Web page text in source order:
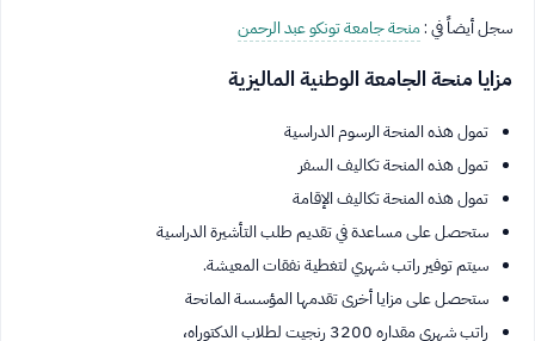
سجل أيضاً في :منحة جامعة تونكو عبد الرحمن
مزايا منحة الجامعة الوطنية الماليزية
تمول هذه المنحة الرسوم الدراسية
تمول هذه المنحة تكاليف السفر
تمول هذه المنحة تكاليف الإقامة
ستحصل على مساعدة في تقديم طلب التأشيرة الدراسية
سيتم توفير راتب شهري لتغطية نفقات المعيشة.
ستحصل على مزايا أخرى تقدمها المؤسسة المانحة
راتب شهري مقداره 3200 رنجيت لطلاب الدكتوراه،